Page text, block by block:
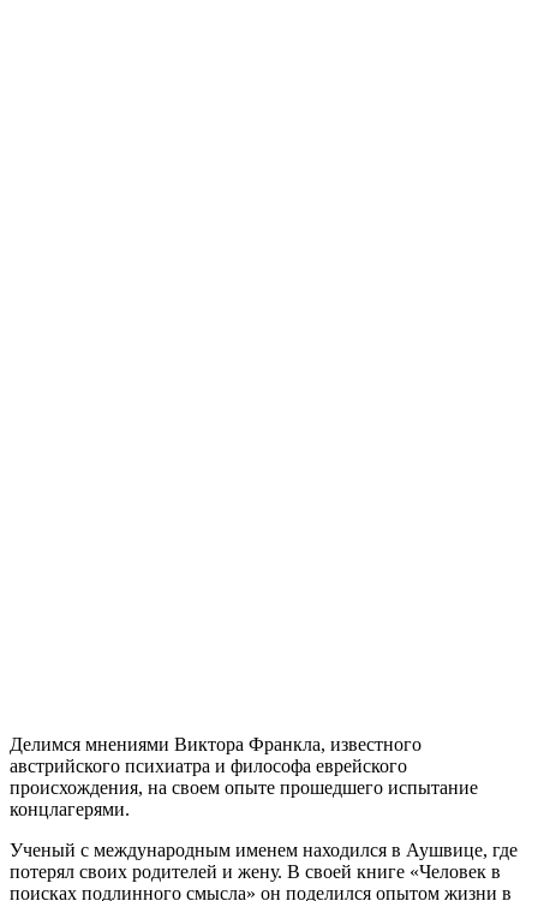
Делимся мнениями Виктора Франкла, известного
австрийского психиатра и философа еврейского
происхождения, на своем опыте прошедшего испытание
концлагерями.
Ученый с международным именем находился в Аушвице, где
потерял своих родителей и жену. В своей книге «Человек в
поисках подлинного смысла» он поделился опытом жизни в